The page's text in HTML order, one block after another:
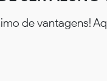
de vantagens!